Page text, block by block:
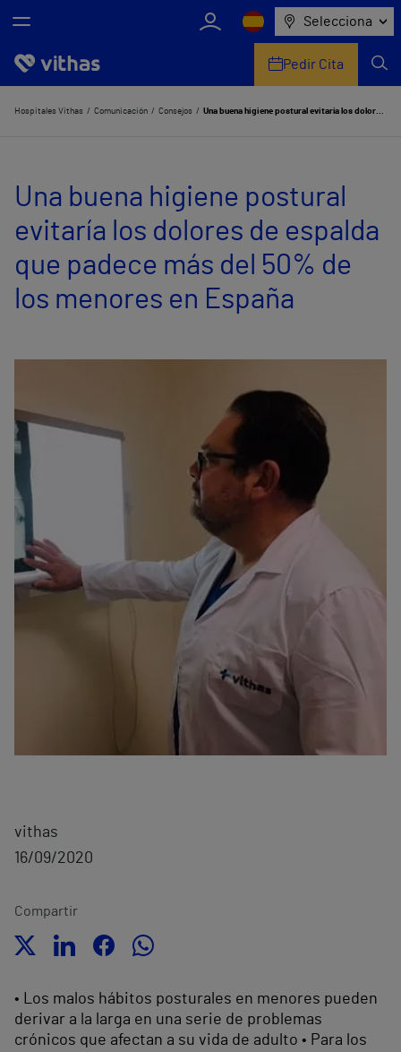
Selecciona
Nosotros
Servicios de salud
Equipo médico y asistencial
Información útil
Pedir Cita
Hospitales Vithas Comunicación Consejos Una buena higiene postural evitaría los dolores de espalda que padece más del 50% de los menores en España
Una buena higiene postural
evitaría los dolores de espalda
que padece más del 50% de
los menores en España
vithas
16/09/2020
Compartir
• Los malos hábitos posturales en menores pueden
derivar a la larga en una serie de problemas
crónicos que afectan a su vida de adulto • Para los